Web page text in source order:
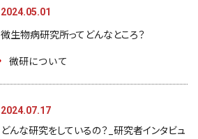
2024.05.01
微生物病研究所ってどんなところ？
微研について
2024.07.17
どんな研究をしているの？_研究者インタビュ